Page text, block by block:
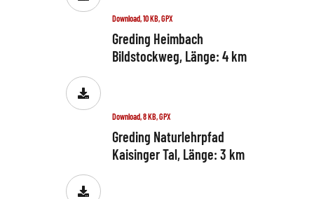
Download, 10 KB, GPX
Greding Heimbach
Bildstockweg, Länge: 4 km
Download, 8 KB, GPX
Greding Naturlehrpfad
Kaisinger Tal, Länge: 3 km